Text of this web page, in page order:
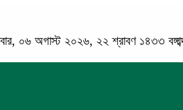
০৬ অগাস্ট ২০২৬, ২২ শ্রাবণ ১৪৩৩